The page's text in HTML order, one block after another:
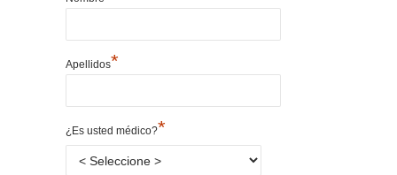
Apellidos*
¿Es usted médico?*